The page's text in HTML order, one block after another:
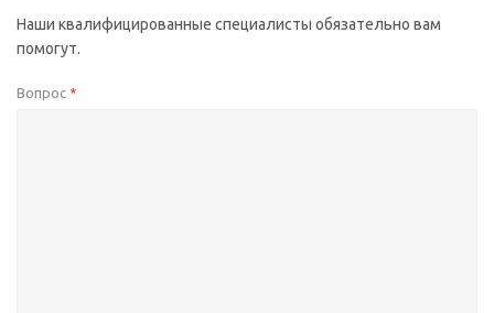
Наши квалифицированные специалисты обязательно вам
помогут.
Вопрос *